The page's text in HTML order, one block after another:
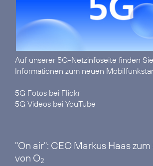
Auf unserer 5G-Netzinfoseite finden
Informationen zum neuen
5G Fotos bei Flickr
5G Videos bei YouTube
"On air": CEO Markus Haas
von O2